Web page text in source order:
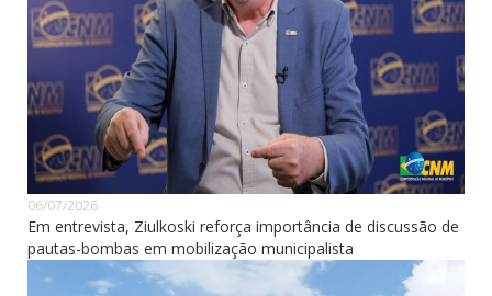
06/07/2026
Em entrevista, Ziulkoski reforça importância de discussão de
pautas-bombas em mobilização municipalista